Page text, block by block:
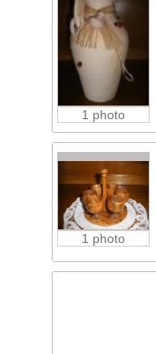
1 photo
1 photo